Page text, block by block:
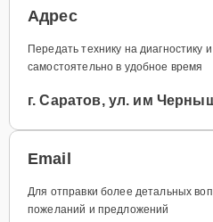
Адрес
Передать технику на диагностику
самостоятельно в удобное время
г. Саратов, ул. им
Email
Для отправки более детальных
пожеланий и предложений